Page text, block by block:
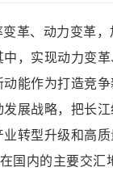
革、动力变革，
，实现动力变
能作为打造竞
展战略，把长
转型升级和高
国内的主要交